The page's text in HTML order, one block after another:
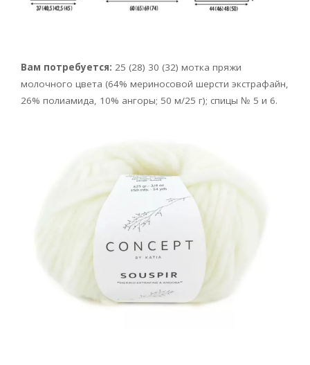
Вам потребуется: 25 (28) 30 (32) мотка пряжи
молочного цвета (64% мериносовой шерсти экстрафайн,
26% полиамида, 10% ангоры; 50 м/25 г); спицы № 5 и 6.